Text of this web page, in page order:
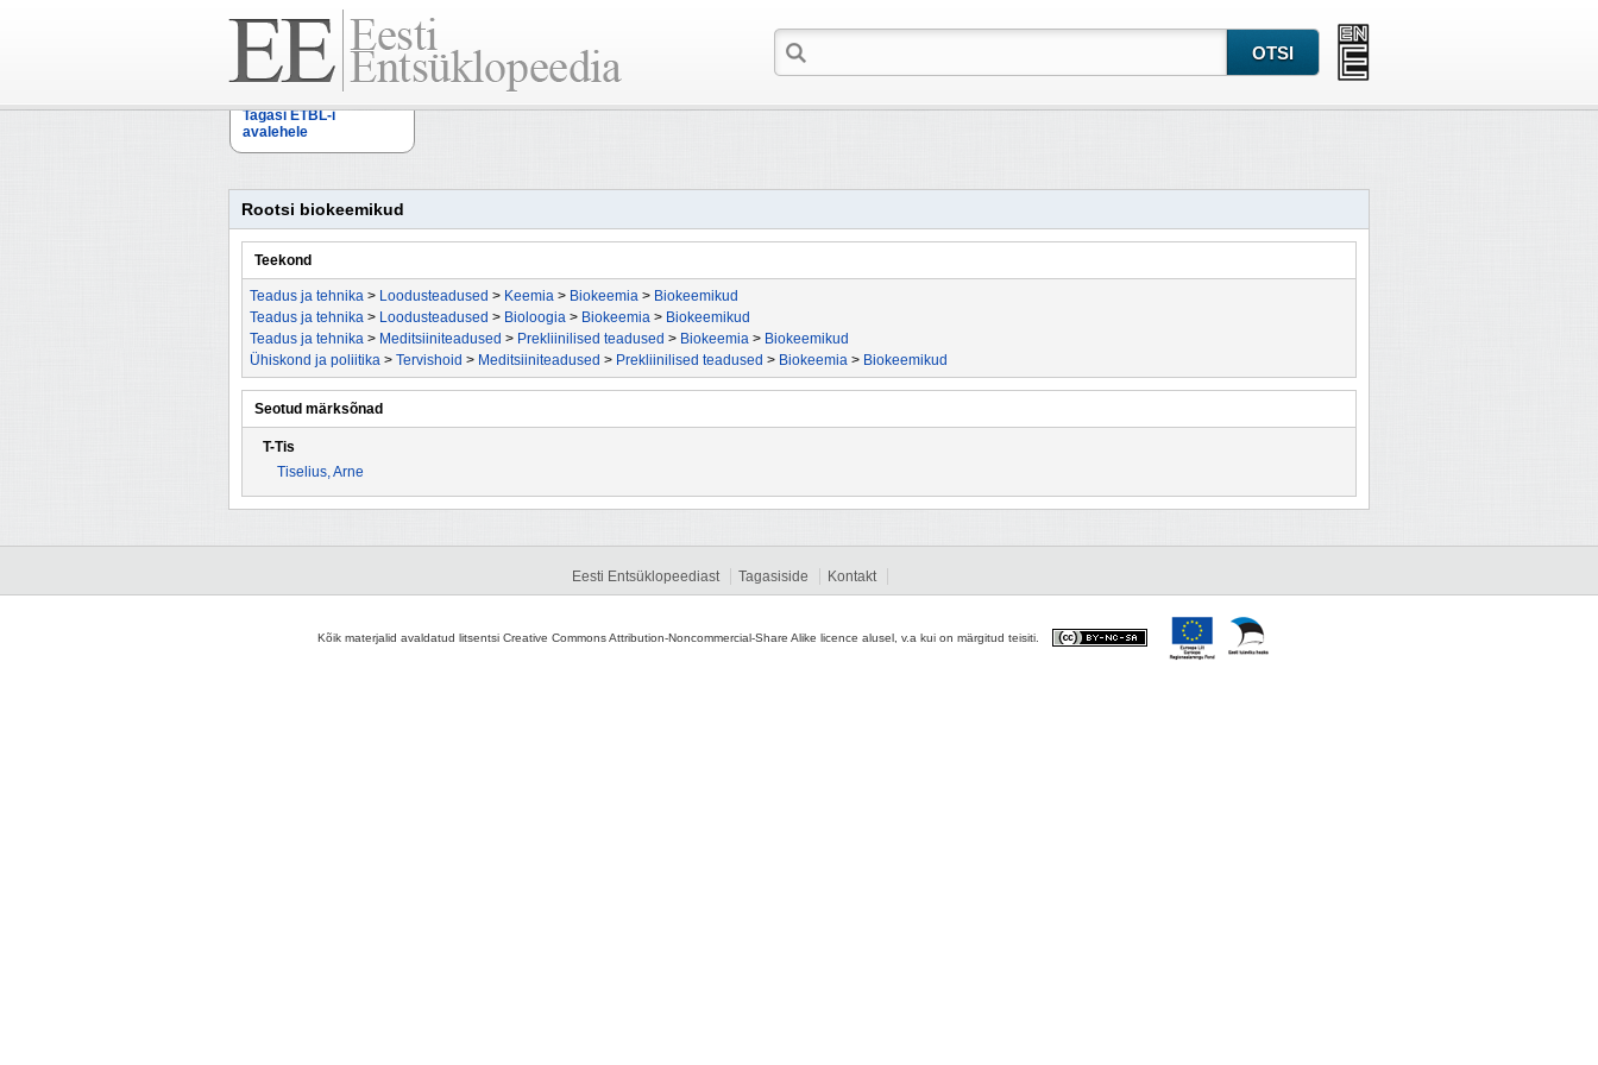
Tagasi ETBL-i
avalehele
Rootsi biokeemikud
Teekond
Teadus ja tehnika > Loodusteadused > Keemia > Biokeemia > Biokeemikud
Teadus ja tehnika > Loodusteadused > Bioloogia > Biokeemia > Biokeemikud
Teadus ja tehnika > Meditsiiniteadused > Prekliinilised teadused > Biokeemia > Biokeemikud
Ühiskond ja poliitika > Tervishoid > Meditsiiniteadused > Prekliinilised teadused > Biokeemia > Biokeemikud
Seotud märksõnad
T-Tis
Tiselius, Arne
Eesti Entsüklopeediast Tagasiside Kontakt
Kõik materjalid avaldatud litsentsi Creative Commons Attribution-Noncommercial-Share Alike licence alusel, v.a kui on märgitud teisiti.